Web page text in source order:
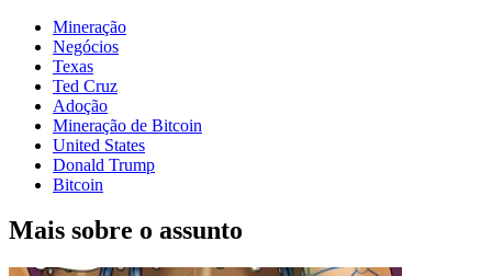
Mineração
Negócios
Texas
Ted Cruz
Adoção
Mineração de Bitcoin
United States
Donald Trump
Bitcoin
Mais sobre o assunto